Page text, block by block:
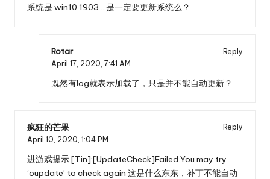
系统是 win10 1903 …是一定要更新系统么？
Rotar
Reply
April 17, 2020, 7:41 AM
既然有log就表示加载了，只是并不能自动更新？
疯狂的芒果
Reply
April 10, 2020, 1:04 PM
进游戏提示 [Tin]:[UpdateCheck]Failed.You may try
‘oupdate’ to check again 这是什么东东，补丁不能自动